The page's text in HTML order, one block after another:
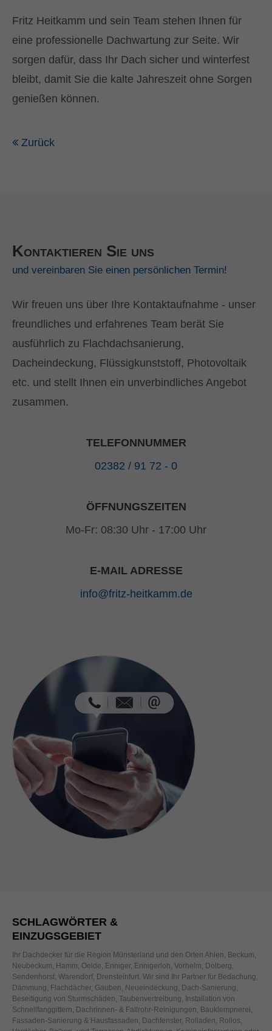
Fritz Heitkamm und sein Team stehen Ihnen für
eine professionelle Dachwartung zur Seite. Wir
sorgen dafür, dass Ihr Dach sicher und winterfest
bleibt, damit Sie die kalte Jahreszeit ohne Sorgen
genießen können.
Zurück
Kontaktieren Sie uns
und vereinbaren Sie einen persönlichen Termin!
Wir freuen uns über Ihre Kontaktaufnahme - unser
freundliches und erfahrenes Team berät Sie
ausführlich zu Flachdachsanierung,
Dacheindeckung, Flüssigkunststoff, Photovoltaik
etc. und stellt Ihnen ein unverbindliches Angebot
zusammen.
TELEFONNUMMER
02382 / 91 72 - 0
ÖFFNUNGSZEITEN
Mo-Fr: 08:30 Uhr - 17:00 Uhr
E-MAIL ADRESSE
info@fritz-heitkamm.de
SCHLAGWÖRTER &
EINZUGSGEBIET
Ihr Dachdecker für die Region Münsterland und den Orten Ahlen, Beckum,
Neubeckum, Hamm, Oelde, Enniger, Ennigerloh, Vorhelm, Dolberg,
Sendenhorst, Warendorf, Drensteinfurt. Wir sind Ihr Partner für Bedachung,
Dämmung, Flachdächer, Gauben, Neueindeckung, Dach-Sanierung,
Beseitigung von Sturmschäden, Taubenvertreibung, Installation von
Schnellfanggittern, Dachrinnen- & Fallrohr-Reinigungen, Bauklempnerei,
Fassaden-Sanierung & Hausfassaden, Dachfenster, Rolladen, Rollos,